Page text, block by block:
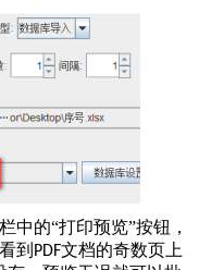
中的“打印预览”按钮，
到 PDF文档的奇数页上